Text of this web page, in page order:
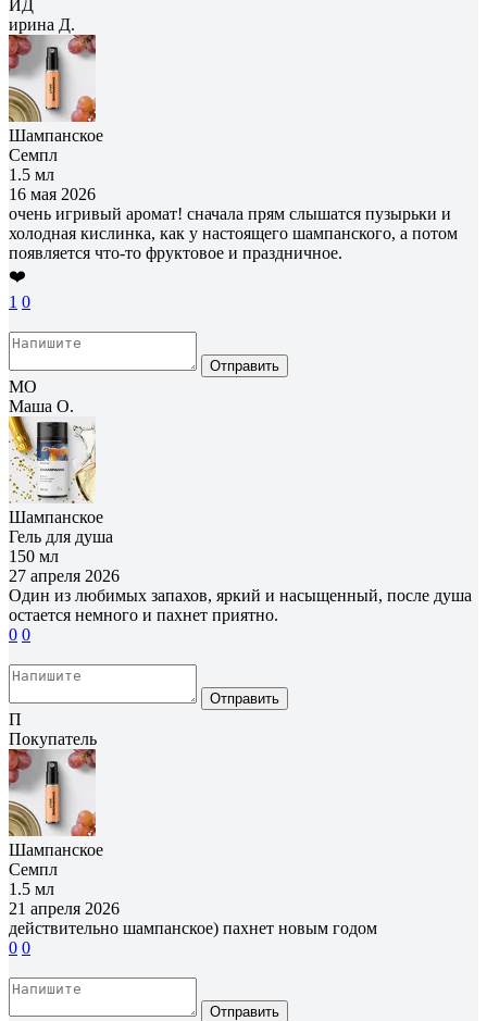
ИД
ирина Д.
Шампанское
Семпл
1.5 мл
16 мая 2026
очень игривый аромат! сначала прям слышатся пузырьки и
холодная кислинка, как у настоящего шампанского, а потом
появляется что-то фруктовое и праздничное.
❤️
1 0
Отправить
МО
Маша О.
Шампанское
Гель для душа
150 мл
27 апреля 2026
Один из любимых запахов, яркий и насыщенный, после душа
остается немного и пахнет приятно.
0 0
Отправить
П
Покупатель
Шампанское
Семпл
1.5 мл
21 апреля 2026
действительно шампанское) пахнет новым годом
0 0
Отправить